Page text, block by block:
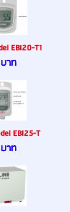
EBI20-T1
าท
EBI25-T
าท